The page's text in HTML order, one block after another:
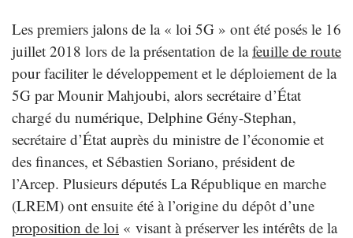
Les premiers jalons de la « loi 5G » ont été posés le 16
juillet 2018 lors de la présentation de lafeuille de route
pour faciliter le développement et le déploiement de la
5G par Mounir Mahjoubi, alors secrétaire d’État
chargé du numérique, Delphine Gény-Stephan,
secrétaire d’État auprès du ministre de l’économie et
des finances, et Sébastien Soriano, président de
l’Arcep. Plusieurs députés La République en marche
(LREM) ont ensuite été à l’origine du dépôt d’une
proposition de loi « visant à préserver les intérêts de la